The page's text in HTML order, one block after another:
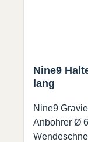
Nine9
lang
Nine9
Anbohrer Ø